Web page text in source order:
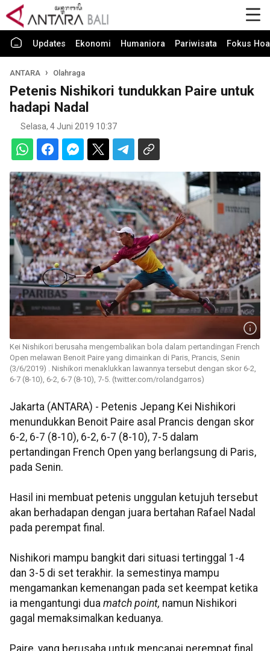
Updates Ekonomi Humaniora Pariwisata Fokus
ANTARA Olahraga
Petenis Nishikori tundukkan Paire untuk
hadapi Nadal
Selasa, 4 Juni 2019 10:37
Kei Nishikori berusaha mengembalikan bola dalam pertandingan French
Open melawan Benoit Paire yang dimainkan di Paris, Prancis, Senin
(3/6/2019) . Nishikori menaklukkan lawannya tersebut dengan skor 6-2,
6-7 (8-10), 6-2, 6-7 (8-10), 7-5. (twitter.com/rolandgarros)
Jakarta (ANTARA) - Petenis Jepang Kei Nishikori
menundukkan Benoit Paire asal Prancis dengan skor
6-2, 6-7 (8-10), 6-2, 6-7 (8-10), 7-5 dalam
pertandingan French Open yang berlangsung di Paris,
pada Senin.
Hasil ini membuat petenis unggulan ketujuh tersebut
akan berhadapan dengan juara bertahan Rafael Nadal
pada perempat final.
Nishikori mampu bangkit dari situasi tertinggal 1-4
dan 3-5 di set terakhir. Ia semestinya mampu
mengamankan kemenangan pada set keempat ketika
ia mengantungi dua match point, namun Nishikori
gagal memaksimalkan keduanya.